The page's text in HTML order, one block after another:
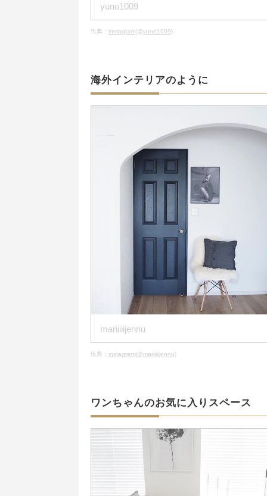
yuno1009
出典： instagram(@yuno1009)
海外インテリアのように
mariiiiijennu
出典： instagram(@mariiiiijennu)
ワンちゃんのお気に入りスペース